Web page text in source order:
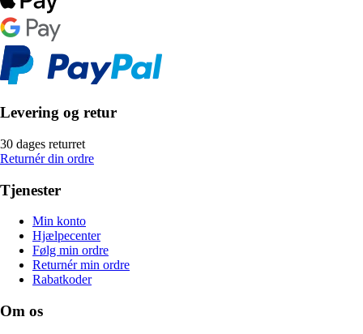
Levering og retur
30 dages returret
Returnér din ordre
Tjenester
Min konto
Hjælpecenter
Følg min ordre
Returnér min ordre
Rabatkoder
Om os